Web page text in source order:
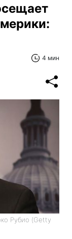
4 мин
Рубио (Getty